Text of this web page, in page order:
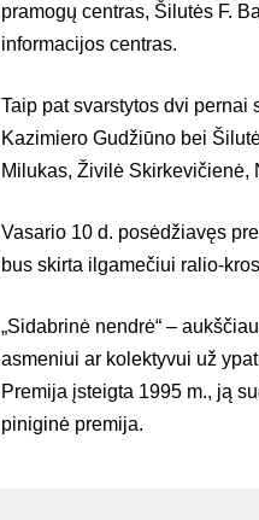
pramogų centras, Šilutės F.
informacijos centras.
Taip pat svarstytos dvi
Kazimiero Gudžiūno bei
Milukas, Živilė Skirkevičienė,
Vasario 10 d. posėdžiavęs
bus skirta ilgamečiui ralio-
„Sidabrinė nendrė“ –
asmeniui ar kolektyvui už
Premija įsteigta 1995 m., ją
piniginė premija.